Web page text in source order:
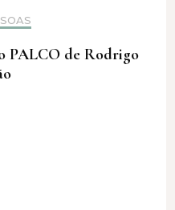
PALCO de Rodrigo